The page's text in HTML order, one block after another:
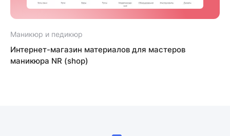
Маникюр и педикюр
Интернет-магазин материалов для мастеров
маникюра NR (shop)